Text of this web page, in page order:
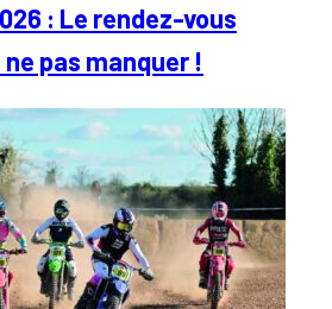
: Le rendez-vous
pas manquer !